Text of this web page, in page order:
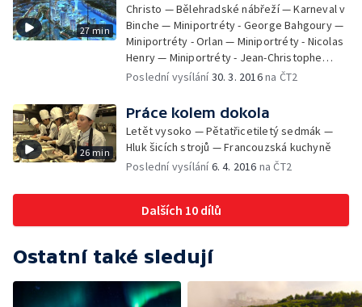
27 min
Christo — Bělehradské nábřeží — Karneval v
Binche — Miniportréty - George Bahgoury —
Miniportréty - Orlan — Miniportréty - Nicolas
Henry — Miniportréty - Jean-Christophe
Averty — Miniportréty - Lil Tai Z
Poslední vysílání30. 3. 2016na ČT2
26 min
Práce kolem dokola
Letět vysoko — Pětatřicetiletý sedmák —
Hluk šicích strojů — Francouzská kuchyně
Poslední vysílání6. 4. 2016 na ČT2
Dalších 10 dílů
Ostatní také sledují